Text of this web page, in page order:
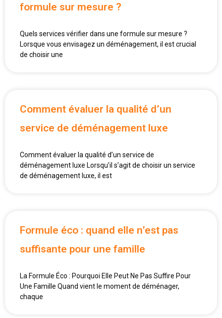
formule sur mesure ?
Quels services vérifier dans une formule sur mesure ?
Lorsque vous envisagez un déménagement, il est crucial
de choisir une
Comment évaluer la qualité d’un
service de déménagement luxe
Comment évaluer la qualité d’un service de
déménagement luxe Lorsqu’il s’agit de choisir un service
de déménagement luxe, il est
Formule éco : quand elle n’est pas
suffisante pour une famille
La Formule Éco : Pourquoi Elle Peut Ne Pas Suffire Pour
Une Famille Quand vient le moment de déménager,
chaque